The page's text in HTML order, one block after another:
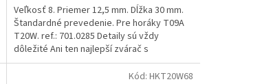
Veľkosť 8. Priemer 12,5 mm. Dĺžka 30 mm.
Štandardné prevedenie. Pre horáky T09A
T20W. ref.: 701.0285 Detaily sú vždy
dôležité Ani ten najlepší zvárač s
najdokonalejšou...
Kód: HKT20W68